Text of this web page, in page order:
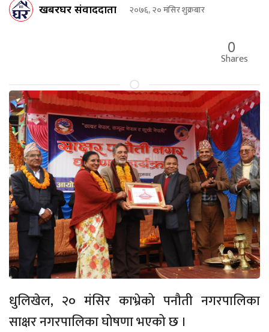
खबरघर संवाददाता २०७६, २० मंसिर शुक्रबार
0
Shares
धुलिखेल, २० मंसिर काभ्रेको पनौती नगरपालिका
साक्षर नगरपालिका घोषणा भएको छ ।